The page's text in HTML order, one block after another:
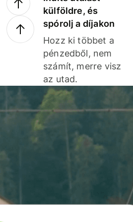
külföldre, és
spórolj a díjakon
Hozz ki többet a
pénzedből, nem
számít, merre visz
az utad.